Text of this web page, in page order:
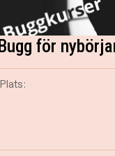
för
Plats: